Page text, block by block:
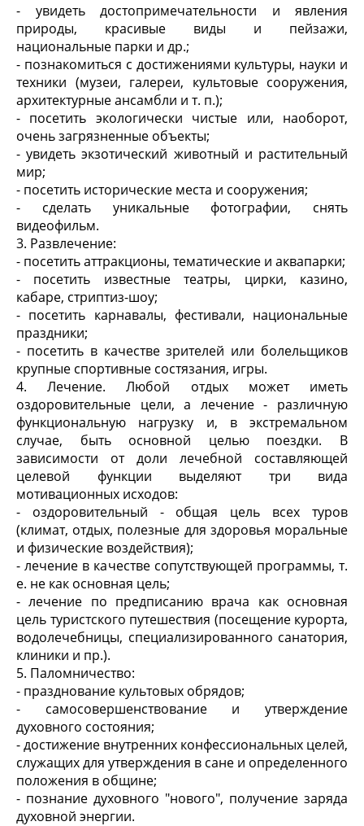
- увидеть достопримечательности и явления
природы, красивые виды и пейзажи,
национальные парки и др.;
- познакомиться с достижениями культуры, науки и
техники (музеи, галереи, культовые сооружения,
архитектурные ансамбли и т. п.);
- посетить экологически чистые или, наоборот,
очень загрязненные объекты;
- увидеть экзотический животный и растительный
мир;
- посетить исторические места и сооружения;
- сделать уникальные фотографии, снять
видеофильм.
3. Развлечение:
- посетить аттракционы, тематические и аквапарки;
- посетить известные театры, цирки, казино,
кабаре, стриптиз-шоу;
- посетить карнавалы, фестивали, национальные
праздники;
- посетить в качестве зрителей или болельщиков
крупные спортивные состязания, игры.
4. Лечение. Любой отдых может иметь
оздоровительные цели, а лечение - различную
функциональную нагрузку и, в экстремальном
случае, быть основной целью поездки. В
зависимости от доли лечебной составляющей
целевой функции выделяют три вида
мотивационных исходов:
- оздоровительный - общая цель всех туров
(климат, отдых, полезные для здоровья моральные
и физические воздействия);
- лечение в качестве сопутствующей программы, т.
е. не как основная цель;
- лечение по предписанию врача как основная
цель туристского путешествия (посещение курорта,
водолечебницы, специализированного санатория,
клиники и пр.).
5. Паломничество:
- празднование культовых обрядов;
- самосовершенствование и утверждение
духовного состояния;
- достижение внутренних конфессиональных целей,
служащих для утверждения в сане и определенного
положения в общине;
- познание духовного "нового", получение заряда
духовной энергии.